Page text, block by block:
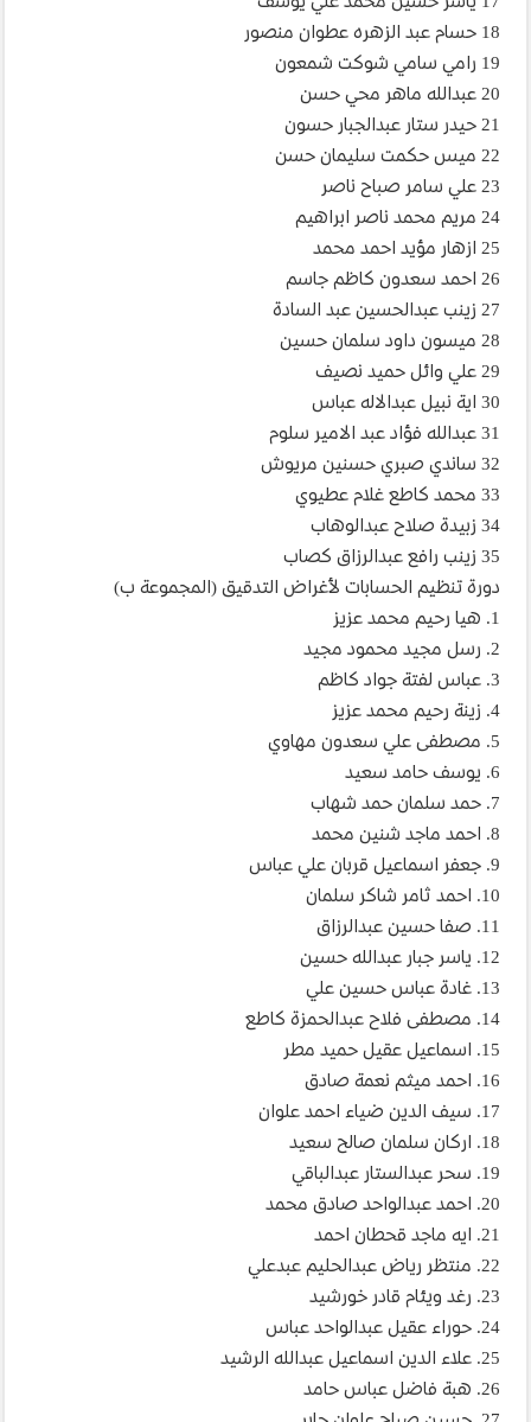
18 حسام عبد الزهره عطوان منصور
19 رامي سامي شوكت شمعون
20 عبدالله ماهر محي حسن
21 حيدر ستار عبدالجبار حسون
22 ميس حكمت سليمان حسن
23 علي سامر صباح ناصر
24 مريم محمد ناصر ابراهيم
25 ازهار مؤيد احمد محمد
26 احمد سعدون كاظم جاسم
27 زينب عبدالحسين عبد السادة
28 ميسون داود سلمان حسين
29 علي وائل حميد نصيف
30 اية نبيل عبدالاله عباس
31 عبدالله فؤاد عبد الامير سلوم
32 ساندي صبري حسنين مريوش
33 محمد كاطع غلام عطيوي
34 زبيدة صلاح عبدالوهاب
35 زينب رافع عبدالرزاق كصاب
دورة تنظيم الحسابات لأغراض التدقيق (المجموعة ب)
1. هيا رحيم محمد عزيز
2. رسل مجيد محمود مجيد
3. عباس لفتة جواد كاظم
4. زينة رحيم محمد عزيز
5. مصطفى علي سعدون مهاوي
6. يوسف حامد سعيد
7. حمد سلمان حمد شهاب
8. احمد ماجد شنين محمد
9. جعفر اسماعيل قربان علي عباس
10. احمد ثامر شاكر سلمان
11. صفا حسين عبدالرزاق
12. ياسر جبار عبدالله حسين
13. غادة عباس حسين علي
14. مصطفى فلاح عبدالحمزة كاطع
15. اسماعيل عقيل حميد مطر
16. احمد ميثم نعمة صادق
17. سيف الدين ضياء احمد علوان
18. اركان سلمان صالح سعيد
19. سحر عبدالستار عبدالباقي
20. احمد عبدالواحد صادق محمد
21. ايه ماجد قحطان احمد
22. منتظر رياض عبدالحليم عبدعلي
23. رغد ويئام قادر خورشيد
24. حوراء عقيل عبدالواحد عباس
25. علاء الدين اسماعيل عبدالله الرشيد
26. هبة فاضل عباس حامد